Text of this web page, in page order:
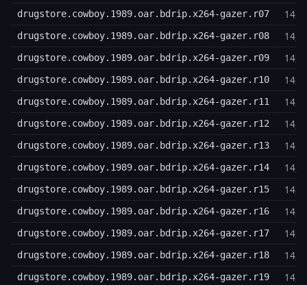
drugstore.cowboy.1989.oar.bdrip.x264-gazer.r07
drugstore.cowboy.1989.oar.bdrip.x264-gazer.r08
drugstore.cowboy.1989.oar.bdrip.x264-gazer.r09
drugstore.cowboy.1989.oar.bdrip.x264-gazer.r10
drugstore.cowboy.1989.oar.bdrip.x264-gazer.r11
drugstore.cowboy.1989.oar.bdrip.x264-gazer.r12
drugstore.cowboy.1989.oar.bdrip.x264-gazer.r13
drugstore.cowboy.1989.oar.bdrip.x264-gazer.r14
drugstore.cowboy.1989.oar.bdrip.x264-gazer.r15
drugstore.cowboy.1989.oar.bdrip.x264-gazer.r16
drugstore.cowboy.1989.oar.bdrip.x264-gazer.r17
drugstore.cowboy.1989.oar.bdrip.x264-gazer.r18
drugstore.cowboy.1989.oar.bdrip.x264-gazer.r19